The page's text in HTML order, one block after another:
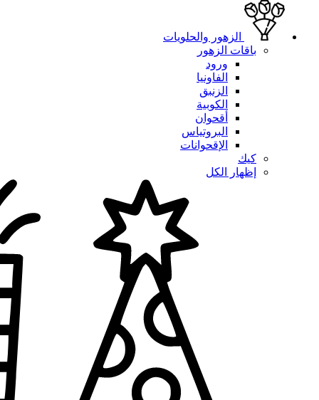
الزهور والحلويات
باقات الزهور
ورود
الفاونيا
الزنبق
الكوبية
أقحوان
البروتياس
الإقحوانات
كيك
إظهار الكل